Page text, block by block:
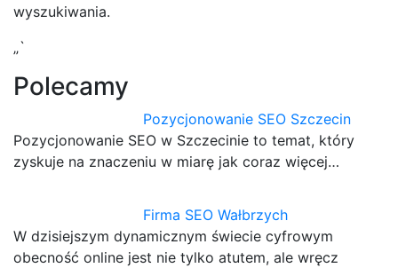
wyszukiwania.
„`
Polecamy
Pozycjonowanie SEO Szczecin
Pozycjonowanie SEO w Szczecinie to temat, który
zyskuje na znaczeniu w miarę jak coraz więcej…
Firma SEO Wałbrzych
W dzisiejszym dynamicznym świecie cyfrowym
obecność online jest nie tylko atutem, ale wręcz